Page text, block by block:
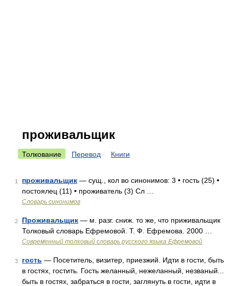
проживальщик
Толкование Перевод Книги
1 проживальщик — сущ., кол во синонимов: 3 • гость (25) •
постоялец (11) • проживатель (3) Сл …
Словарь синонимов
2 Проживальщик — м. разг. сниж. то же, что приживальщик
Толковый словарь Ефремовой. Т. Ф. Ефремова. 2000 …
Современный толковый словарь русского языка Ефремовой
3 гость — Посетитель, визитер, приезжий. Идти в гости, быть
в гостях, гостить. Гость желанный, нежеланный, незваный...
быть в гостях, забраться в гости, заглянуть в гости, идти в